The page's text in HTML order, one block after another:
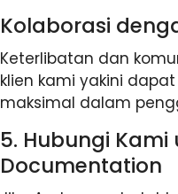
Kolaborasi
Keterlibatan dan
klien kami yakini
maksimal dalam
5. Hubungi
Documentation